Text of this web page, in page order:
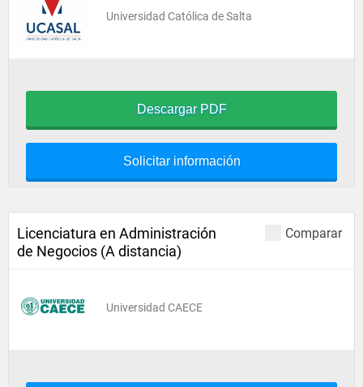
Universidad Católica de Salta
Descargar PDF
Solicitar información
Comparar
Licenciatura en Administración
de Negocios (A distancia)
Universidad CAECE